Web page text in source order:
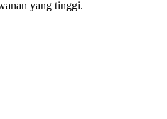
yang tinggi.